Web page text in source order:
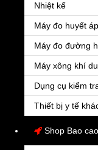
Nhiệt kế
Máy đo huyết áp
Máy đo đường
Máy xông khí
Dụng cụ kiểm
Thiết bị y tế
Shop Bao
Chào bạn
Sản phẩm có
Rất hân hạnh
Đặt hàng - Tư vấn
Nhập thông tin của bạn,